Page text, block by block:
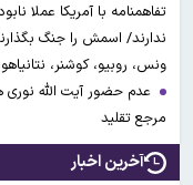
تفاهمنامه با آمریکا
ندارند/ اسمش را جنگ
ونس، روبیو، کوشنر،
عدم حضور آیت الله نوری
مرجع تقلید
آخرین اخبار